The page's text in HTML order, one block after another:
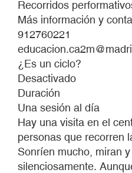
Recorridos
Más información y
912760221
¿Es un ciclo?
Desactivado
Duración
Una sesión al día
Hay una visita en el
personas que recorren
Sonríen mucho, miran
silenciosamente.